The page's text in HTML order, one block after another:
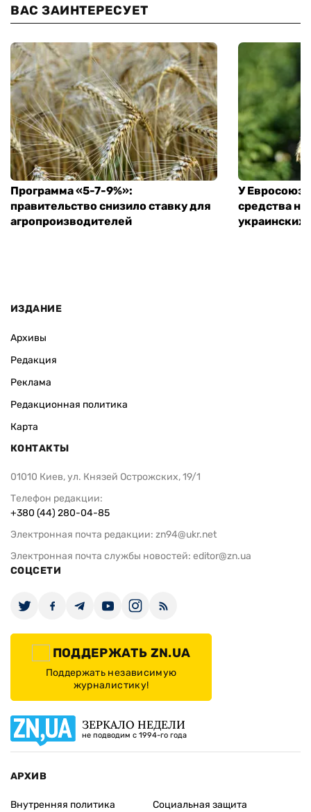
ВАС ЗАИНТЕРЕСУЕТ
Программа «5-7-9%»:
правительство снизило ставку для
агропроизводителей
У
средства
ИЗДАНИЕ
Архивы
Редакция
Реклама
Редакционная политика
Карта
КОНТАКТЫ
01010 Киев, ул. Князей Острожских, 19/1
Телефон редакции:
+380 (44) 280-04-85
Электронная почта редакции: zn94@ukr.net
Электронная почта службы новостей: editor@zn.ua
СОЦСЕТИ
ПОДДЕРЖАТЬ ZN.UA
Поддержать независимую
журналистику!
ЗЕРКАЛО НЕДЕЛИ
не подводим с 1994-го года
АРХИВ
Внутренняя политика
Социальная защита